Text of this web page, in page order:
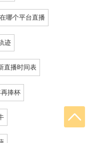
哪个平台直播
迹
直播时间表
捧杯